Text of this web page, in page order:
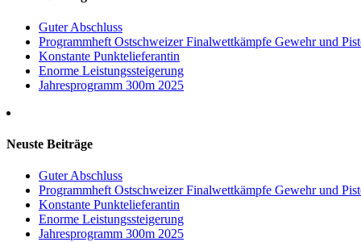
Guter Abschluss
Programmheft Ostschweizer Finalwettkämpfe Gewehr und
Konstante Punktelieferantin
Enorme Leistungssteigerung
Jahresprogramm 300m 2025
Neuste Beiträge
Guter Abschluss
Programmheft Ostschweizer Finalwettkämpfe Gewehr und
Konstante Punktelieferantin
Enorme Leistungssteigerung
Jahresprogramm 300m 2025